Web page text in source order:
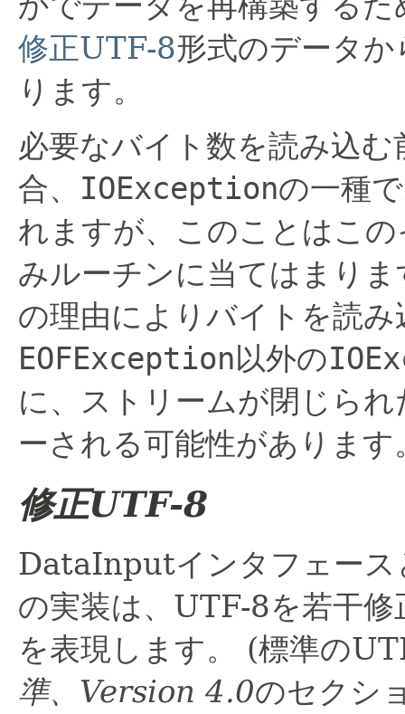
修正UTF-8形式のデータか
ります。
必要なバイト数を読み込
合、 IOExceptionの一種
れますが、このことはこ
みルーチンに当てはまりま
の理由によりバイトを読
EOFException以外の
に、ストリームが閉じられ
ーされる可能性があります
修正UTF-8
DataInputインタフェー
の実装は、UTF-8を若干
を表現します。
(標準の
準、Version 4.0のセクシ